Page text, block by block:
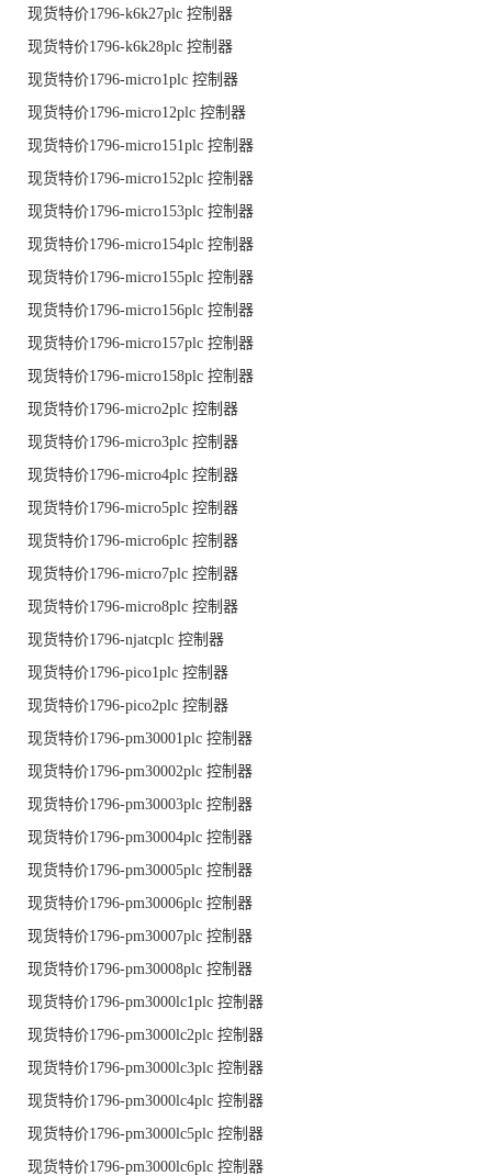
现货特价1796-k6k27plc 控制器
现货特价1796-k6k28plc 控制器
现货特价1796-micro1plc 控制器
现货特价1796-micro12plc 控制器
现货特价1796-micro151plc 控制器
现货特价1796-micro152plc 控制器
现货特价1796-micro153plc 控制器
现货特价1796-micro154plc 控制器
现货特价1796-micro155plc 控制器
现货特价1796-micro156plc 控制器
现货特价1796-micro157plc 控制器
现货特价1796-micro158plc 控制器
现货特价1796-micro2plc 控制器
现货特价1796-micro3plc 控制器
现货特价1796-micro4plc 控制器
现货特价1796-micro5plc 控制器
现货特价1796-micro6plc 控制器
现货特价1796-micro7plc 控制器
现货特价1796-micro8plc 控制器
现货特价1796-njatcplc 控制器
现货特价1796-pico1plc 控制器
现货特价1796-pico2plc 控制器
现货特价1796-pm30001plc 控制器
现货特价1796-pm30002plc 控制器
现货特价1796-pm30003plc 控制器
现货特价1796-pm30004plc 控制器
现货特价1796-pm30005plc 控制器
现货特价1796-pm30006plc 控制器
现货特价1796-pm30007plc 控制器
现货特价1796-pm30008plc 控制器
现货特价1796-pm3000lc1plc 控制器
现货特价1796-pm3000lc2plc 控制器
现货特价1796-pm3000lc3plc 控制器
现货特价1796-pm3000lc4plc 控制器
现货特价1796-pm3000lc5plc 控制器
现货特价1796-pm3000lc6plc 控制器